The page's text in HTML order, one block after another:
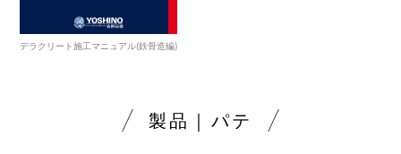
デラクリート施工マニュアル(鉄骨造編)
製品｜パテ